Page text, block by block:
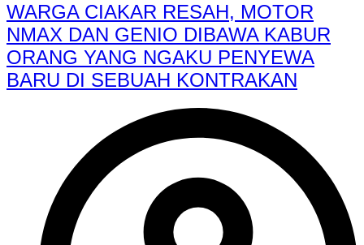
WARGA CIAKAR RESAH, MOTOR
NMAX DAN GENIO DIBAWA KABUR
ORANG YANG NGAKU PENYEWA
BARU DI SEBUAH KONTRAKAN